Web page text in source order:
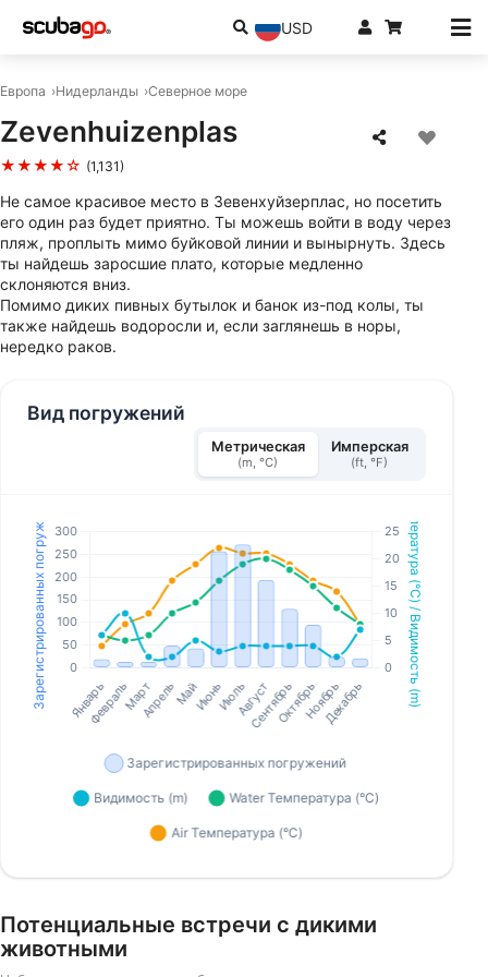
USD
Европа Нидерланды Северное море
Zevenhuizenplas
★★★★☆ (1,131)
Не самое красивое место в Зевенхуйзерплас, но посетить
его один раз будет приятно. Ты можешь войти в воду через
пляж, проплыть мимо буйковой линии и вынырнуть. Здесь
ты найдешь заросшие плато, которые медленно
склоняются вниз.
Помимо диких пивных бутылок и банок из-под колы, ты
также найдешь водоросли и, если заглянешь в норы,
нередко раков.
Вид погружений
Метрическая
(m, °C)
Имперская
(ft, °F)
Потенциальные встречи с дикими
животными